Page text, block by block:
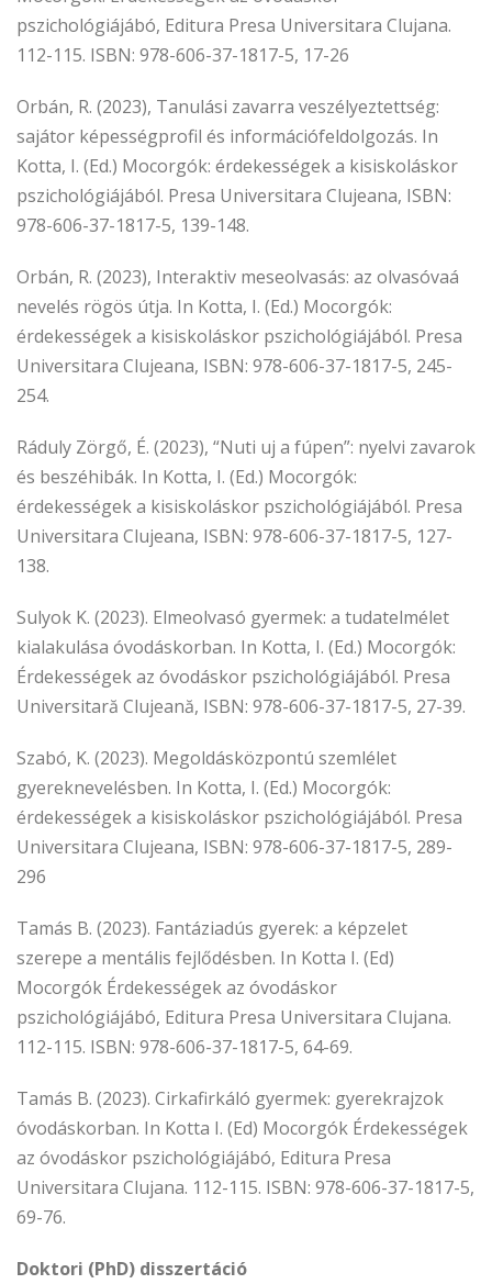
pszichológiájábó, Editura Presa Universitara Clujana.
112-115. ISBN: 978-606-37-1817-5, 17-26
Orbán, R. (2023), Tanulási zavarra veszélyeztettség:
sajátor képességprofil és információfeldolgozás. In
Kotta, I. (Ed.) Mocorgók: érdekességek a kisiskoláskor
pszichológiájából. Presa Universitara Clujeana, ISBN:
978-606-37-1817-5, 139-148.
Orbán, R. (2023), Interaktiv meseolvasás: az olvasóvaá
nevelés rögös útja. In Kotta, I. (Ed.) Mocorgók:
érdekességek a kisiskoláskor pszichológiájából. Presa
Universitara Clujeana, ISBN: 978-606-37-1817-5, 245-
254.
Ráduly Zörgő, É. (2023), “Nuti uj a fúpen”: nyelvi zavarok
és beszéhibák. In Kotta, I. (Ed.) Mocorgók:
érdekességek a kisiskoláskor pszichológiájából. Presa
Universitara Clujeana, ISBN: 978-606-37-1817-5, 127-
138.
Sulyok K. (2023). Elmeolvasó gyermek: a tudatelmélet
kialakulása óvodáskorban. In Kotta, I. (Ed.) Mocorgók:
Érdekességek az óvodáskor pszichológiájából. Presa
Universitară Clujeană, ISBN: 978-606-37-1817-5, 27-39.
Szabó, K. (2023). Megoldásközpontú szemlélet
gyereknevelésben. In Kotta, I. (Ed.) Mocorgók:
érdekességek a kisiskoláskor pszichológiájából. Presa
Universitara Clujeana, ISBN: 978-606-37-1817-5, 289-
296
Tamás B. (2023). Fantáziadús gyerek: a képzelet
szerepe a mentális fejlődésben. In Kotta I. (Ed)
Mocorgók Érdekességek az óvodáskor
pszichológiájábó, Editura Presa Universitara Clujana.
112-115. ISBN: 978-606-37-1817-5, 64-69.
Tamás B. (2023). Cirkafirkáló gyermek: gyerekrajzok
óvodáskorban. In Kotta I. (Ed) Mocorgók Érdekességek
az óvodáskor pszichológiájábó, Editura Presa
Universitara Clujana. 112-115. ISBN: 978-606-37-1817-5,
69-76.
Doktori (PhD) disszertáció